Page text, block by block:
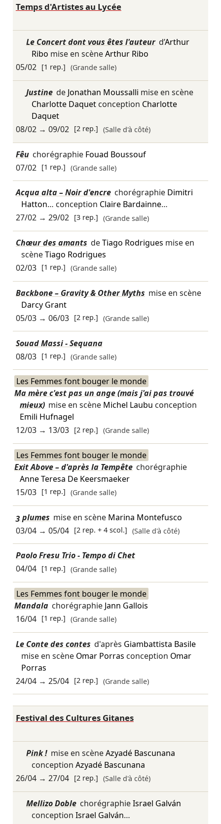
Temps d'Artistes au Lycée
Le Concert dont vous êtes l'auteur d’Arthur
Ribo mise en scèneArthur Ribo
05/02 [1 rep.] (Grande salle)
Justine de Jonathan Moussalli mise en scène
Charlotte Daquetconception Charlotte
Daquet
08/02→ 09/02 [2 rep.] (Salle d'à côté)
Fêu chorégraphie Fouad Boussouf
07/02 [1 rep.] (Grande salle)
Acqua alta – Noir d'encre chorégraphie Dimitri
Hatton… conception Claire Bardainne…
27/02→ 29/02 [3 rep.] (Grande salle)
Chœur des amants deTiago Rodrigues mise en
scèneTiago Rodrigues
02/03 [1 rep.] (Grande salle)
Backbone – Gravity & Other Myths mise en scène
Darcy Grant
05/03→ 06/03 [2 rep.] (Grande salle)
Souad Massi - Sequana
08/03 [1 rep.] (Grande salle)
Les Femmes font bouger le monde
Ma mère c'est pas un ange (mais j'ai pas trouvé
mieux) mise en scène Michel Laubu conception
Emili Hufnagel
12/03→ 13/03 [2 rep.] (Grande salle)
Les Femmes font bouger le monde
Exit Above – d'après la Tempête chorégraphie
Anne Teresa De Keersmaeker
15/03 [1 rep.] (Grande salle)
3 plumes mise en scène Marina Montefusco
03/04→ 05/04 [2 rep. + 4 scol.] (Salle d'à côté)
Paolo Fresu Trio - Tempo di Chet
04/04 [1 rep.] (Grande salle)
Les Femmes font bouger le monde
Mandala chorégraphie Jann Gallois
16/04 [1 rep.] (Grande salle)
Le Conte des contes d'après Giambattista Basile
mise en scène Omar Porras conception Omar
Porras
24/04→ 25/04 [2 rep.] (Grande salle)
Festival des Cultures Gitanes
Pink ! mise en scèneAzyadé Bascunana
conception Azyadé Bascunana
26/04→ 27/04 [2 rep.] (Salle d'à côté)
Mellizo Doble chorégraphieIsrael Galván
conception Israel Galván…